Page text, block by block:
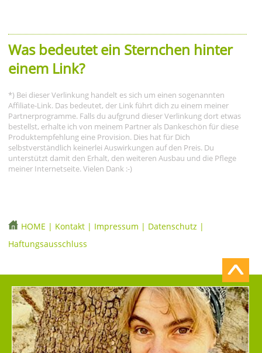
Was bedeutet ein Sternchen hinter
einem Link?
*) Bei dieser Verlinkung handelt es sich um einen sogenannten
Affiliate-Link. Das bedeutet, der Link führt dich zu einem meiner
Partnerprogramme. Falls du aufgrund dieser Verlinkung dort etwas
bestellst, erhalte ich von meinem Partner als Dankeschön für diese
Produktempfehlung eine Provision. Dies hat für Dich
selbstverständlich keinerlei Auswirkungen auf den Preis. Du
unterstützt damit den Erhalt, den weiteren Ausbau und die Pflege
meiner Internetseite. Vielen Dank :-)
HOME | Kontakt | Impressum | Datenschutz |
Haftungsausschluss